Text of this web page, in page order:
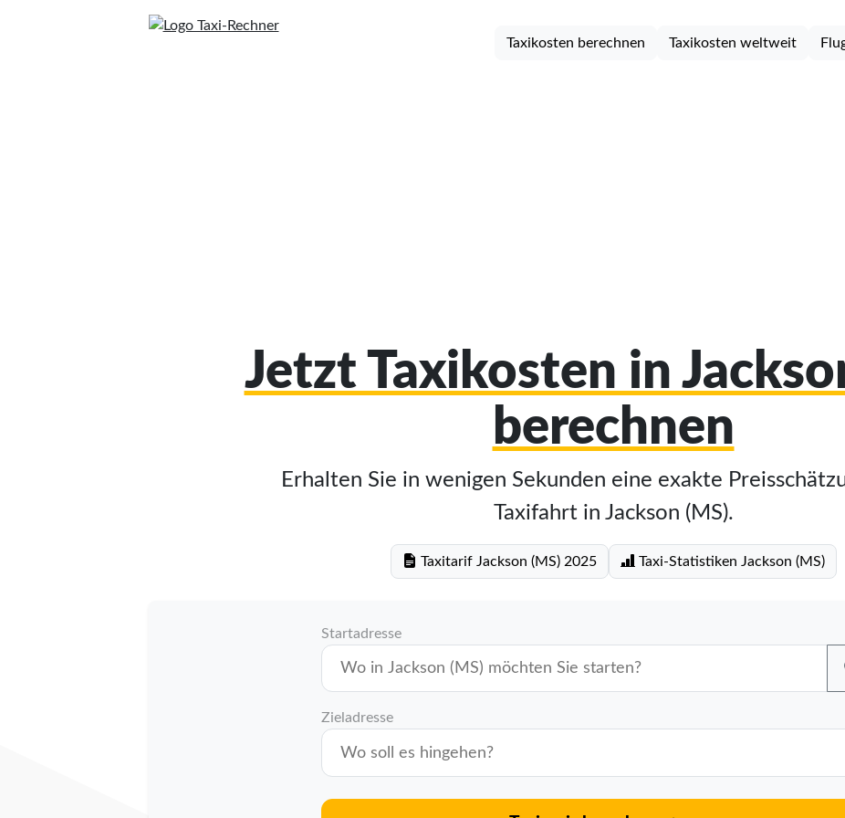
Taxikosten berechnen Taxikosten weltweit
Jetzt Taxikosten in
berechnen
Erhalten Sie in wenigen Sekunden eine exakte
Taxifahrt in Jackson (MS).
Taxitarif Jackson (MS) 2025 Taxi-Statistiken Jackson (MS)
Startadresse
Zieladresse